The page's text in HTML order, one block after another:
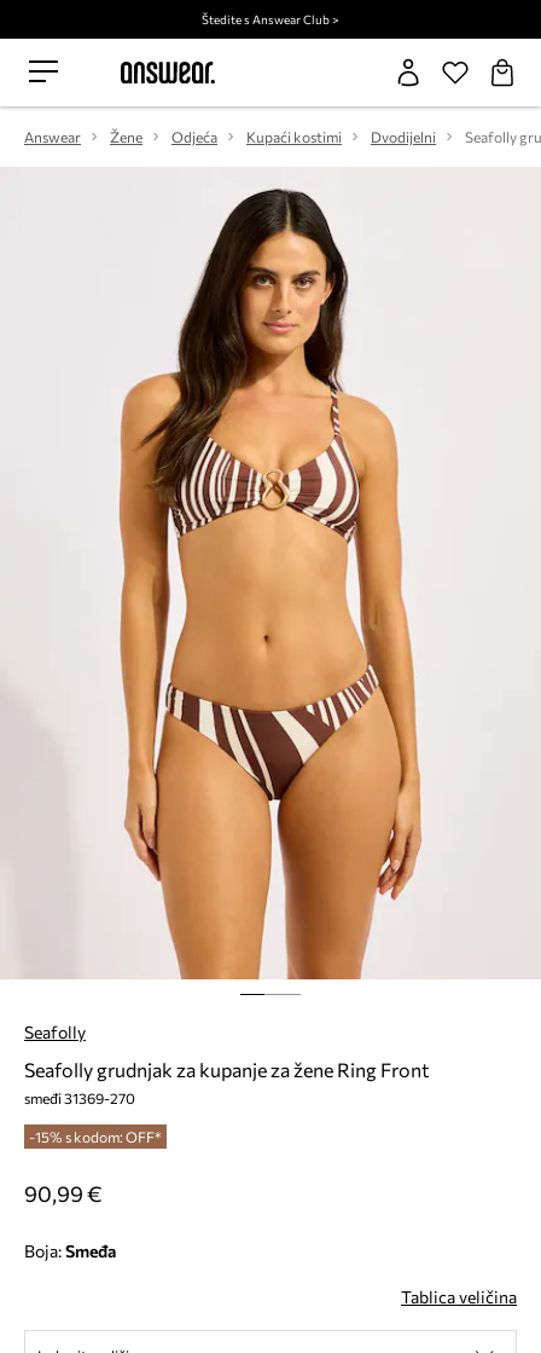
Štedite s Answear Club >
Answear Žene Odjeća Kupaći kostimi Dvodijelni
Seafolly
Seafolly grudnjak za kupanje za žene Ring Front
smeđi 31369-270
-15% s kodom: OFF*
90,99 €
Boja: smeđa
Tablica veličina